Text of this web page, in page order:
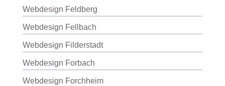
Webdesign Feldberg
Webdesign Fellbach
Webdesign Filderstadt
Webdesign Forbach
Webdesign Forchheim